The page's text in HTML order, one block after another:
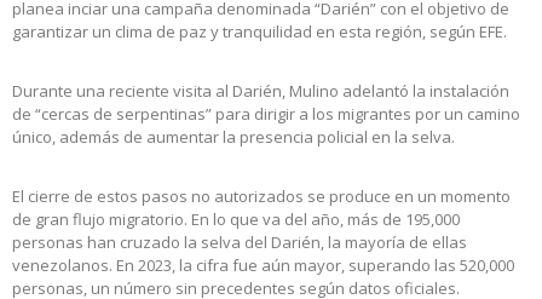
planea inciar una campaña denominada “Darién” con el objetivo de
garantizar un clima de paz y tranquilidad en esta región, según EFE.
Durante una reciente visita al Darién, Mulino adelantó la instalación
de “cercas de serpentinas” para dirigir a los migrantes por un camino
único, además de aumentar la presencia policial en la selva.
El cierre de estos pasos no autorizados se produce en un momento
de gran flujo migratorio. En lo que va del año, más de 195,000
personas han cruzado la selva del Darién, la mayoría de ellas
venezolanos. En 2023, la cifra fue aún mayor, superando las 520,000
personas, un número sin precedentes según datos oficiales.